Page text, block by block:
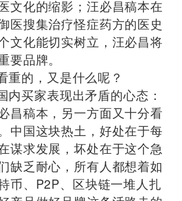
文化的缩影；汪必昌稿本在
医搜集治疗怪症药方的医史
文化能切实树立，汪必昌将
要品牌。
重的，又是什么呢？
内买家表现出矛盾的心态：
昌稿本，另一方面又十分看
中国这块热土，好处在于每
谋求发展，坏处在于这个急
缺乏耐心，所有人都想着如
币、P2P、区块链一堆人扎